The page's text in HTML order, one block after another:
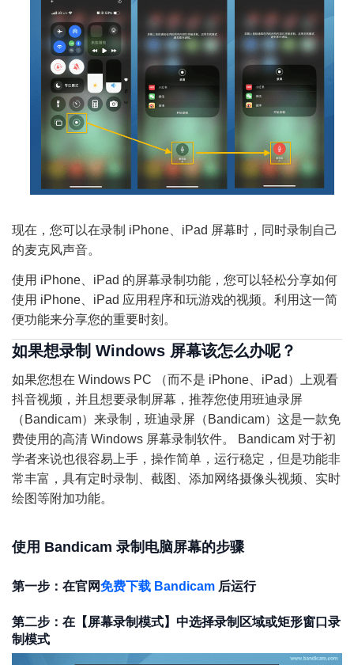
现在，您可以在录制 iPhone、iPad 屏幕时，同时录制自己
的麦克风声音。
使用 iPhone、iPad 的屏幕录制功能，您可以轻松分享如何
使用 iPhone、iPad 应用程序和玩游戏的视频。利用这一简
便功能来分享您的重要时刻。
如果想录制 Windows 屏幕该怎么办呢？
如果您想在 Windows PC （而不是 iPhone、iPad）上观看
抖音视频，并且想要录制屏幕，推荐您使用班迪录屏
（Bandicam）来录制，班迪录屏（Bandicam）这是一款免
费使用的高清 Windows 屏幕录制软件。 Bandicam 对于初
学者来说也很容易上手，操作简单，运行稳定，但是功能非
常丰富，具有定时录制、截图、添加网络摄像头视频、实时
绘图等附加功能。
使用 Bandicam 录制电脑屏幕的步骤
第一步：在官网免费下载 Bandicam 后运行
第二步：在【屏幕录制模式】中选择录制区域或矩形窗口录
制模式